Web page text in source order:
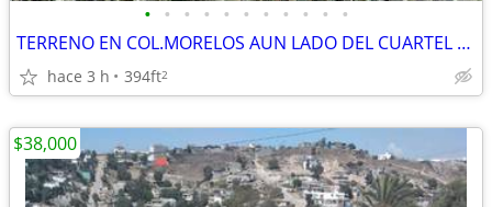
• • • • • • • • • • •
TERRENO EN COL.MORELOS AUN LADO DEL CUARTEL MILITAR
hace 3 h 394ft2
$38,000